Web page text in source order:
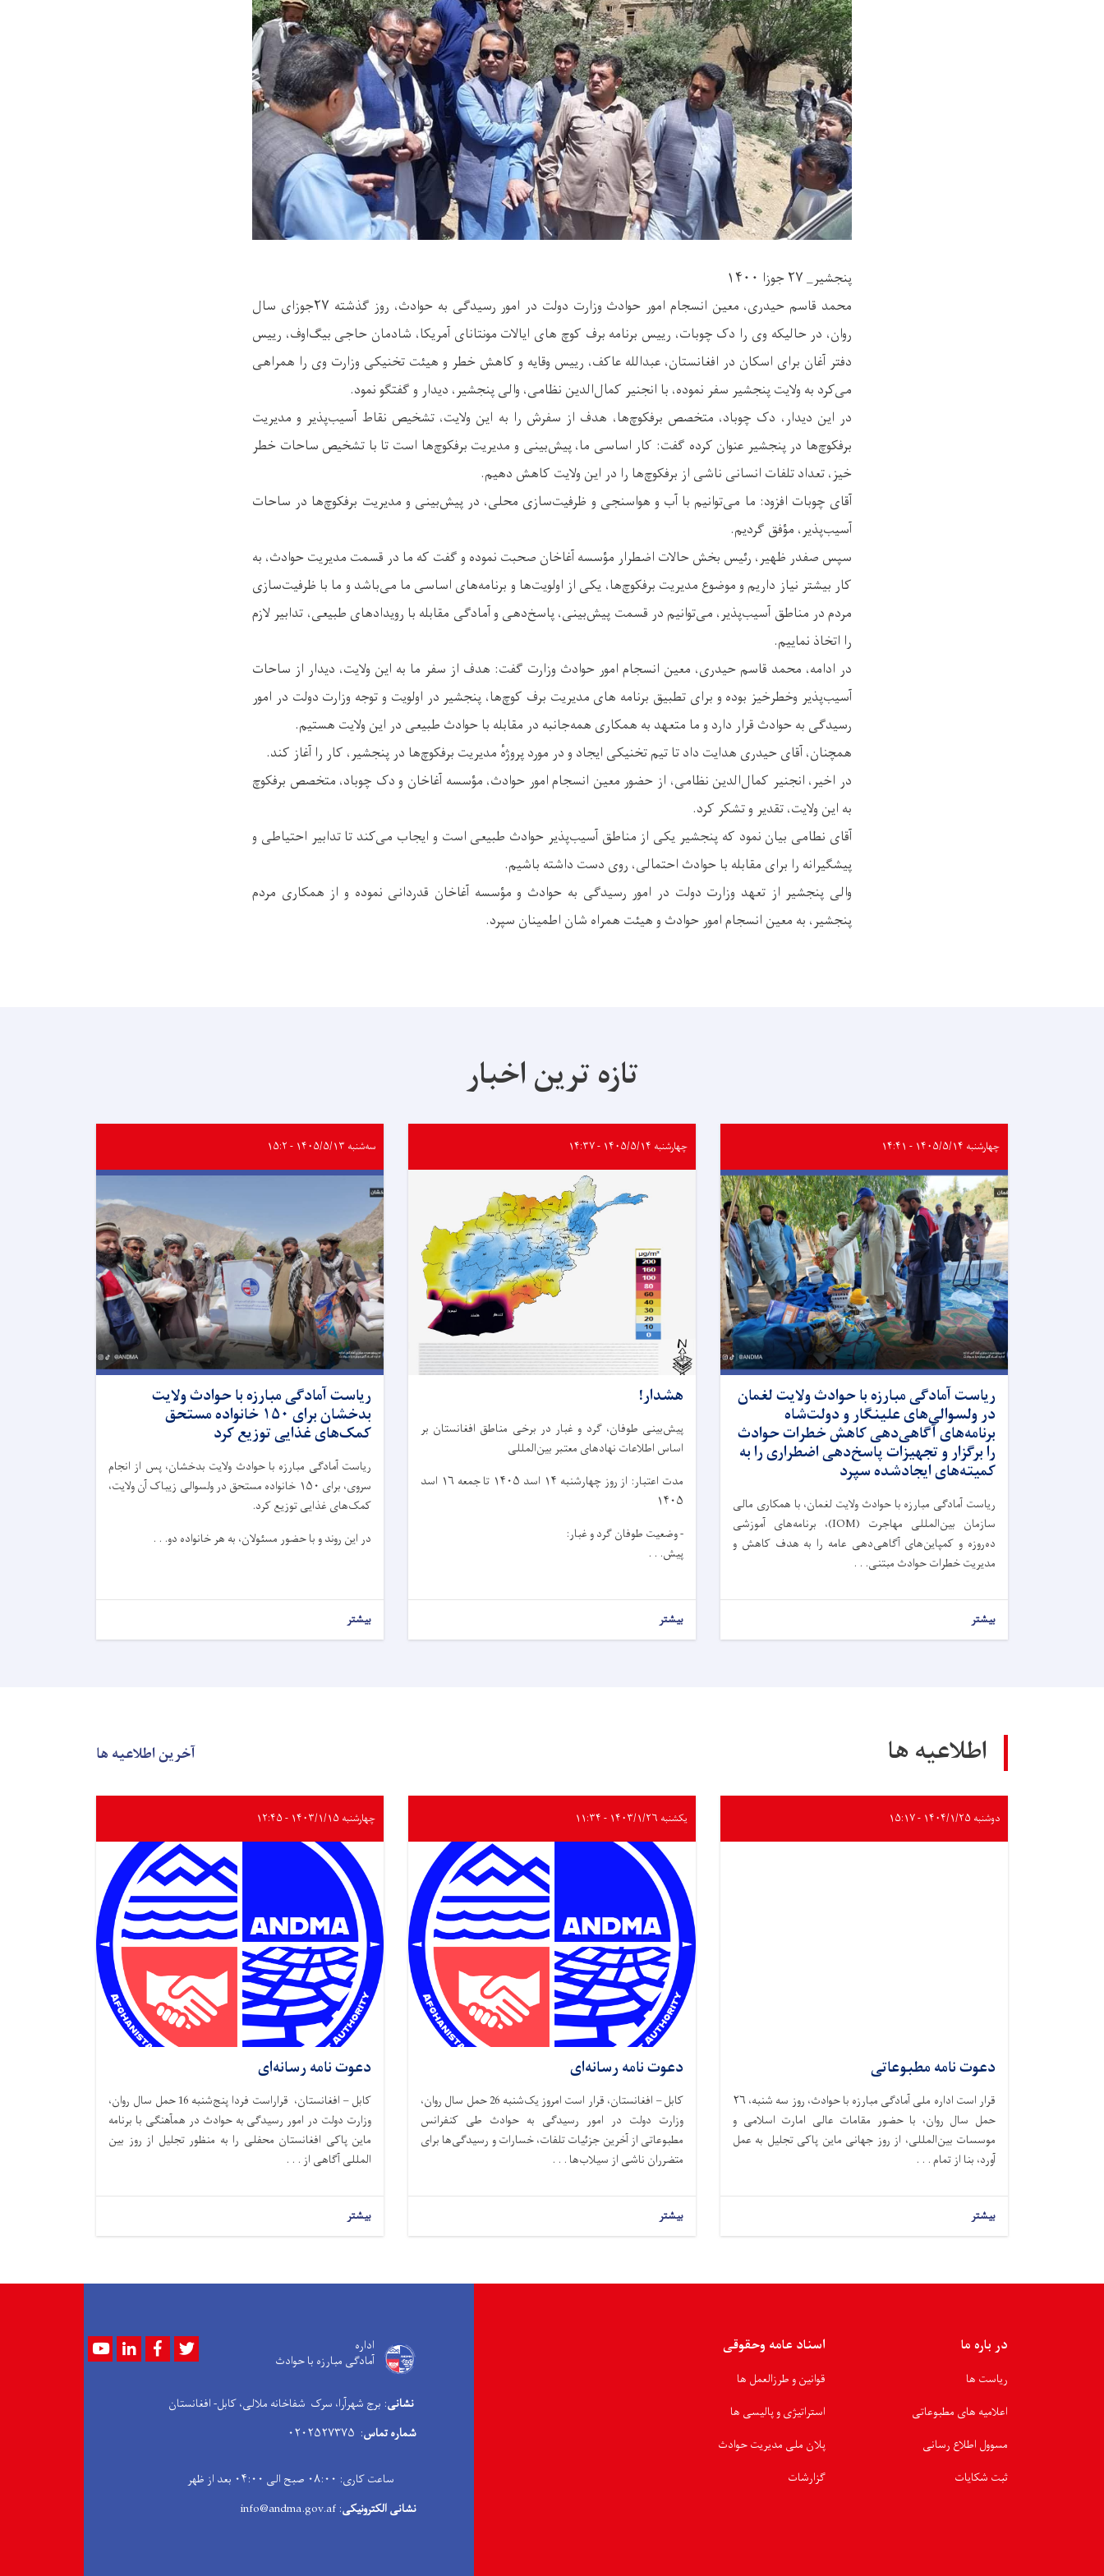
پنجشیر_ ۲۷ جوزا ۱۴۰۰
محمد قاسم حیدری، معین انسجام امور حوادث وزارت دولت در امور رسیدگی به حوادث، روز گذشته ۲۷جوزای سال
روان، در حالیکه وی را دک چوبات، رییس برنامه برف کوچ های ایالات مونتانای آمریکا، شادمان حاجی بیگ‌اوف، رییس
دفتر آغان برای اسکان در افغانستان، عبدالله عاکف، رییس وقایه و کاهش خطر و هیئت تخنیکی وزارت وی را همراهی
می‌کرد به ولایت پنجشیر سفر نموده، با انجنیر کمال‌الدین نظامی، والی پنجشیر، دیدار و گفتگو نمود.
در این دیدار، دک چوباد، متخصص برفکوچ‌ها، هدف از سفرش را به این ولایت، تشخیص نقاط‌ آسیب‌پذیر و مدیریت
برفکوچ‌ها در پنجشیر عنوان کرده گفت: کار اساسی ما، پیش‌بینی و مدیریت برفکوچ‌ها است تا با تشخیص ساحات خطر
خیز، تعداد تلفات انسانی ناشی از برفکوچ‌ها را در این ولایت کاهش دهیم.
آقای چوبات افزود: ما می‌توانیم با آب و هواسنجی و ظرفیت‌سازی محلی، در پیش‌بینی و مدیریت برفکوچ‌ها در ساحات
آسیب‌پذیر، مؤفق گردیم.
سپس صفدر ظهیر، رئیس بخش حالات اضطرار مؤسسه آغاخان صحبت نموده و گفت که ما در قسمت مدیریت حوادث، به
کار بیشتر نیاز داریم و موضوع مدیریت برفکوچ‌ها،‌ یکی از اولویت‌ها و برنامه‌های اساسی ما می‌باشد و ما با ظرفیت‌سازی
مردم در مناطق آسیب‌پذیر، می‌توانیم در قسمت پیش‌بینی، پاسخ‌دهی و آمادگی مقابله با رویدادهای طبیعی، تدابیر لازم
را اتخاذ نماییم.
در‌ ادامه، محمد قاسم حیدری، معین انسجام امور حوادث وزارت گفت: هدف از سفر ما به این ولایت، دیدار از ساحات
آسیب‌پذیر و‌خطرخیز بوده و برای تطبیق برنامه های مدیریت برف کوچ‌ها، پنجشیر در اولویت و توجه وزارت دولت در امور
رسیدگی به حوادث قرار دارد و ما متعهد به همکاری همه‌جانبه در مقابله با حوادث طبیعی در این ولایت هستیم.
همچنان، آقای حیدری هدایت داد تا تیم تخنیکی ایجاد و در مورد پروژهٔ مدیریت برفکوچ‌ها در پنجشیر، کار را آغاز کند.
در اخیر، انجنیر کمال‌الدین نظامی، از حضور معین انسجام امور حوادث، مؤسسه آغاخان و دک چوباد، متخصص برفکوچ
به این ولایت، تقدیر و تشکر کرد.
آقای نطامی بیان نمود که پنجشیر یکی از مناطق آسیب‌پذیر حوادث طبیعی است و ایجاب می‌کند تا تدابیر احتیاطی و
پیشگیرانه را برای مقابله با حوادث احتمالی، روی دست داشته باشیم.
والی پنجشیر از تعهد وزارت دولت در امور رسیدگی به حوادث و مؤسسه آغاخان قدردانی نموده و از همکاری مردم
پنجشیر، به معین انسجام امور حوادث و هیئت همراه شان اطمینان سپرد.
تازه ترین اخبار
چهارشنبه ۱۴۰۵/۵/۱۴ - ۱۴:۴۱
ریاست آمادگی مبارزه با حوادث ولایت لغمان
در ولسوالی‌های علینگار و دولت‌شاه
برنامه‌های آگاهی‌دهی کاهش خطرات حوادث
را برگزار و تجهیزات پاسخ‌دهی اضطراری را به
کمیته‌های ایجادشده سپرد
ریاست آمادگی مبارزه با حوادث ولایت لغمان، با همکاری مالی
سازمان بین‌المللی مهاجرت (IOM)، برنامه‌های آموزشی
ده‌روزه و کمپاین‌های آگاهی‌دهی عامه را به هدف کاهش و
مدیریت خطرات حوادث مبتنی. . .
بیشتر
چهارشنبه ۱۴۰۵/۵/۱۴ - ۱۴:۳۷
هشدار!
پیش‌بینی طوفان، گرد و غبار در برخی مناطق افغانستان بر
اساس اطلاعات نهادهای معتبر بین‌المللی
مدت اعتبار: از روز چهار‌شنبه ۱۴ اسد ۱۴۰۵ تا جمعه ۱۶ اسد
۱۴۰۵
- وضعیت طوفان گرد و غبار:
پیش. . .
بیشتر
سه‌شنبه ۱۴۰۵/۵/۱۳ - ۱۵:۲
ریاست آمادگی مبارزه با حوادث ولایت
بدخشان برای ۱۵۰ خانواده مستحق
کمک‌های غذایی توزیع کرد
ریاست آمادگی مبارزه با حوادث ولایت بدخشان، پس از انجام
سروی، برای ۱۵۰ خانواده مستحق در ولسوالی زیباک آن ولایت،
کمک‌های غذایی توزیع کرد.
در این روند و با حضور مسئولان، به هر خانواده دو. . .
بیشتر
اطلاعیه ها آخرین اطلاعیه ها
دوشنبه ۱۴۰۴/۱/۲۵ - ۱۵:۱۷
دعوت نامه مطبوعاتی
قرار است اداره ملی آمادگی مبارزه با حوادث،‌ روز سه شنبه، ۲۶
حمل سال روان، با حضور مقامات عالی امارت اسلامی و
موسسات بین‌المللی، از روز جهانی ماین پاکی تجلیل به عمل
آورد، بنا از تمام . . .
بیشتر
یکشنبه ۱۴۰۳/۱/۲۶ - ۱۱:۳۴
دعوت نامه رسانه‌ای
کابل – افغانستان، قرار است امروز یک‌شنبه 26 حمل سال روان،
وزارت دولت در امور رسیدگی به حوادث طی کنفرانس
مطبوعاتی از آخرین جزئیات تلفات، خسارات و رسیدگی‌ها برای
متضرران ناشی از سیلاب‌ها . . .
بیشتر
چهارشنبه ۱۴۰۳/۱/۱۵ - ۱۲:۴۵
دعوت نامه رسانه‌ای
کابل – افغانستان، قراراست فردا پنج‌شنبه 16 حمل سال روان،
وزارت دولت در امور رسیدگی به حوادث در همآهنگی با برنامه
ماین پاکی افغانستان محفلی را به منظور تجلیل از روز بین
المللی آگاهی از . . .
بیشتر
در باره ما
ریاست ها
اعلامیه های مطبوعاتی
مسوول اطلاع رسانی
ثبت شکایات
اسناد عامه وحقوقی
قوانین و طرزالعمل ها
استراتیژی و پالیسی ها
پلان ملی مدیریت حوادث
گزارشات
اداره
آمادگی مبارزه با حوادث
YoutubeLinkedInFacebook
نشانی: برج شهرآرا، سرک شفاخانه ملالی، کابل- افغانستان
شماره تماس: ۰۲۰۲۵۲۷۳۷۵
ساعت کاری: ۰۸:۰۰ صبح الی ۰۴:۰۰ بعد از ظهر
نشانی الکترونیکی: info@andma.gov.af